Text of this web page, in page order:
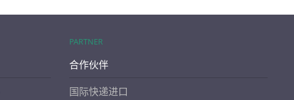
PARTNER
合作伙伴
国际快递进口